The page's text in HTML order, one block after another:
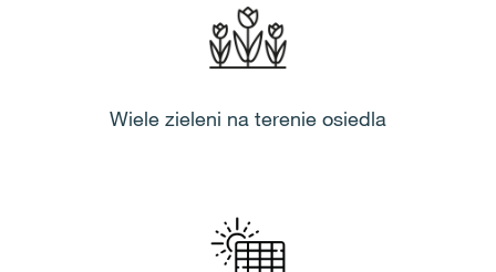
Wiele zieleni na terenie osiedla